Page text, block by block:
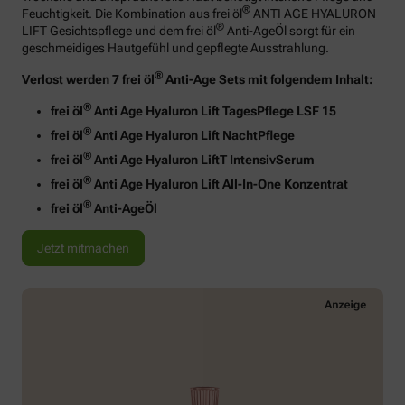
Feuchtigkeit. Die Kombination aus frei öl® ANTI AGE HYALURON
LIFT Gesichtspflege und dem frei öl® Anti-AgeÖl sorgt für ein
geschmeidiges Hautgefühl und gepflegte Ausstrahlung.
Verlost werden 7 frei öl® Anti-Age Sets mit folgendem Inhalt:
frei öl® Anti Age Hyaluron Lift TagesPflege LSF 15
frei öl® Anti Age Hyaluron Lift NachtPflege
frei öl® Anti Age Hyaluron LiftT IntensivSerum
frei öl® Anti Age Hyaluron Lift All-In-One Konzentrat
frei öl® Anti-AgeÖl
Jetzt mitmachen